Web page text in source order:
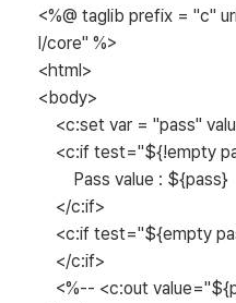
<%@ taglib prefix = "c"
l/core" %>
<html>
<body>
<c:set var = "pass"
<c:if test="${!empty
Pass value : ${pass}
</c:if>
<c:if test="${empty
</c:if>
<%-- <c:out